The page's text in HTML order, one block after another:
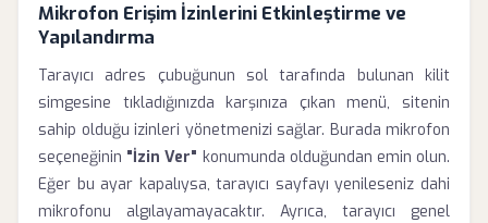
Mikrofon Erişim İzinlerini Etkinleştirme ve
Yapılandırma
Tarayıcı adres çubuğunun sol tarafında bulunan kilit
simgesine tıkladığınızda karşınıza çıkan menü, sitenin
sahip olduğu izinleri yönetmenizi sağlar. Burada mikrofon
seçeneğinin "İzin Ver" konumunda olduğundan emin olun.
Eğer bu ayar kapalıysa, tarayıcı sayfayı yenileseniz dahi
mikrofonu algılayamayacaktır. Ayrıca, tarayıcı genel